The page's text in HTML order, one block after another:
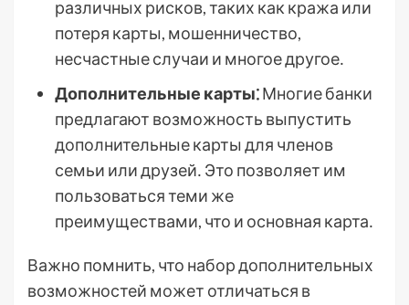
различных рисков, таких как кража или
потеря карты, мошенничество,
несчастные случаи и многое другое․
Дополнительные карты⁚Многие банки
предлагают возможность выпустить
дополнительные карты для членов
семьи или друзей․ Это позволяет им
пользоваться теми же
преимуществами, что и основная карта․
Важно помнить, что набор дополнительных
возможностей может отличаться в